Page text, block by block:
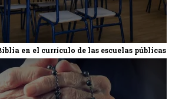
en el currículo de las escuelas públicas